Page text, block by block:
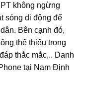
không ngừng
sóng di động để
Bên cạnh đó,
thể thiếu trong
thắc mắc,.. Danh
tại Nam Định